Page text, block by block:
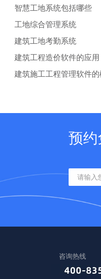
智慧工地系统包括哪些
工地综合管理系统
建筑工地考勤系统
建筑工程造价软件的应用
建筑施工工程管理软件
预
咨询热线